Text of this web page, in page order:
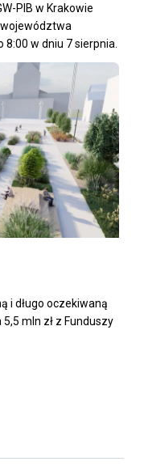
PIB w Krakowie
w dniu 7 sierpnia.
i długo oczekiwaną
mln zł z Funduszy